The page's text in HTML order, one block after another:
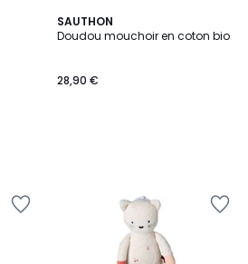
SAUTHON
Doudou mouchoir en coton bio
28,90 €